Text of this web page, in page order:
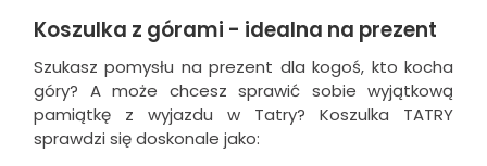
Koszulka z górami - idealna na prezent
Szukasz pomysłu na prezent dla kogoś, kto kocha
góry? A może chcesz sprawić sobie wyjątkową
pamiątkę z wyjazdu w Tatry? Koszulka TATRY
sprawdzi się doskonale jako: